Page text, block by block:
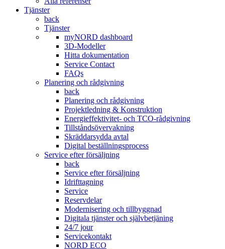
Tjänster
back
Tjänster
myNORD dashboard
3D-Modeller
Hitta dokumentation
Service Contact
FAQs
Planering och rådgivning
back
Planering och rådgivning
Projektledning & Konstruktion
Energieffektivitet- och TCO-rådgivning
Tillståndsövervakning
Skräddarsydda avtal
Digital beställningsprocess
Service efter försäljning
back
Service efter försäljning
Idrifttagning
Service
Reservdelar
Modernisering och tillbyggnad
Digitala tjänster och självbetjäning
24/7 jour
Servicekontakt
NORD ECO